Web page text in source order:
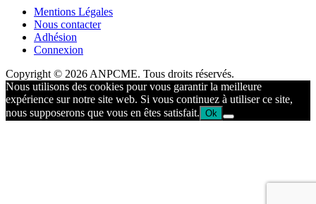
Mentions Légales
Nous contacter
Adhésion
Connexion
Copyright © 2026 ANPCME. Tous droits réservés.
Nous utilisons des cookies pour vous garantir la meilleure
expérience sur notre site web. Si vous continuez à utiliser ce site,
nous supposerons que vous en êtes satisfait. Ok